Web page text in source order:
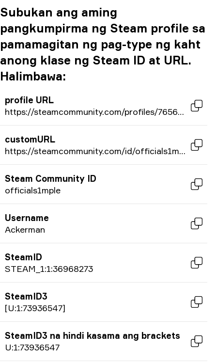
Subukan ang aming
pangkumpirma ng Steam profile sa
pamamagitan ng pag-type ng kaht
anong klase ng Steam ID at URL.
Halimbawa:
profile URL
https://steamcommunity.com/profiles/76561198034202275/
customURL
https://steamcommunity.com/id/officials1mple/
Steam Community ID
officials1mple
Username
Ackerman
SteamID
STEAM_1:1:36968273
SteamID3
[U:1:73936547]
SteamID3 na hindi kasama ang brackets
U:1:73936547